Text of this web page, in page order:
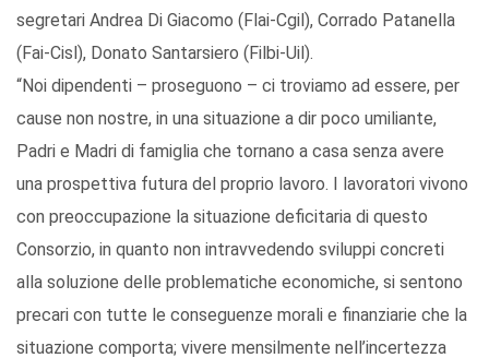
segretari Andrea Di Giacomo (Flai-Cgil), Corrado Patanella
(Fai-Cisl), Donato Santarsiero (Filbi-Uil).
“Noi dipendenti – proseguono – ci troviamo ad essere, per
cause non nostre, in una situazione a dir poco umiliante,
Padri e Madri di famiglia che tornano a casa senza avere
una prospettiva futura del proprio lavoro. I lavoratori vivono
con preoccupazione la situazione deficitaria di questo
Consorzio, in quanto non intravvedendo sviluppi concreti
alla soluzione delle problematiche economiche, si sentono
precari con tutte le conseguenze morali e finanziarie che la
situazione comporta; vivere mensilmente nell’incertezza